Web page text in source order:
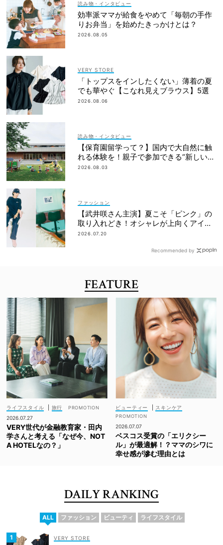
読み物・インタビュー
効率派ママが給食をやめて「毎朝の手作
りお弁当」を始めたきっかけとは？
2026.08.05
VERY STORE
「トップスをインしたくない」薄着の夏
でも華やぐ【こなれ見えブラウス】5選
2026.08.06
読み物・インタビュー
【保育園留学って？】国内で大自然に触
れる体験を！親子で参加できる“新しい選
択肢”
2026.08.03
ファッション
【武井咲さん主演】夏こそ「ピンク」の
取り入れどき！オシャレが上向くアイデ
ィア6選
2026.07.20
Recommended by
FEATURE
ライフスタイル
旅行
2026.07.27
VERY世代が金融教育家・田内
学さんと考える「なぜ今、NOT
A HOTELなの？」
ビューティー スキンケア
2026.07.07
ベスコス受賞の「エリクシー
ル」が最適解！？ママのシワに
幸せ感が滲む理由とは
DAILY RANKING
ALL ファッション ビューティ ライフスタイル
VERY STORE